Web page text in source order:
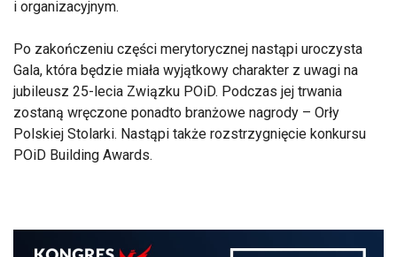
i organizacyjnym.
Po zakończeniu części merytorycznej nastąpi uroczysta
Gala, która będzie miała wyjątkowy charakter z uwagi na
jubileusz 25-lecia Związku POiD. Podczas jej trwania
zostaną wręczone ponadto branżowe nagrody – Orły
Polskiej Stolarki. Nastąpi także rozstrzygnięcie konkursu
POiD Building Awards.